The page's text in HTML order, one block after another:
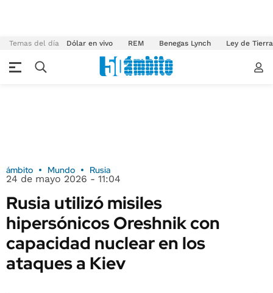
Temas del día Dólar en vivo REM Benegas Lynch Ley de
ámbito Mundo Rusia
24 de mayo 2026 - 11:04
Rusia utilizó misiles
hipersónicos Oreshnik con
capacidad nuclear en los
ataques a Kiev